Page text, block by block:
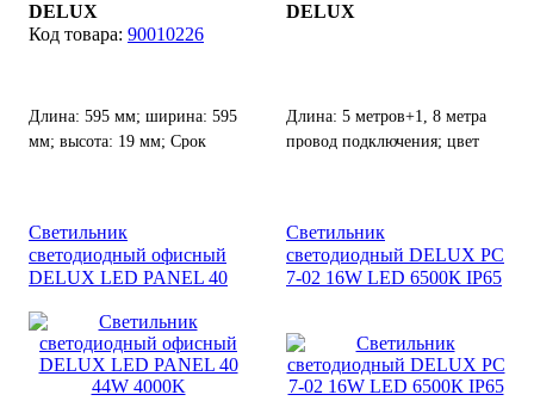
DELUX
90010226
Длина: 595 мм; ширина: 595
мм; высота: 19 мм; Срок
DELUX
Длина: 5 метров+1, 8 метра
провод подключения; цвет
шт; контроллер в комплекте.
Светильник
светодиодный офисный
DELUX LED PANEL 40
Светильник
светодиодный DELUX PC
7-02 16W LED 6500К IP65